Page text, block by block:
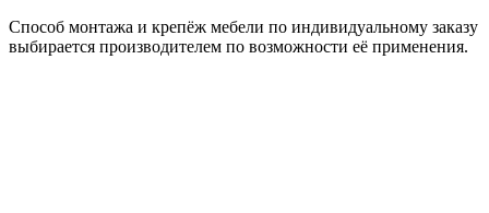
Способ монтажа и крепёж мебели по индивидуальному заказу
выбирается производителем по возможности её применения.